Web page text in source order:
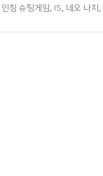
인칭 슈팅게임, IS, 네오 나치 ,